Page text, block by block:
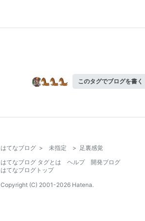
このタグでブログを書く
はてなブログ > 未指定 > 足裏感覚
はてなブログ タグとは
ヘルプ
開発ブログ
はてなブログトップ
Copyright (C) 2001-2026 Hatena.